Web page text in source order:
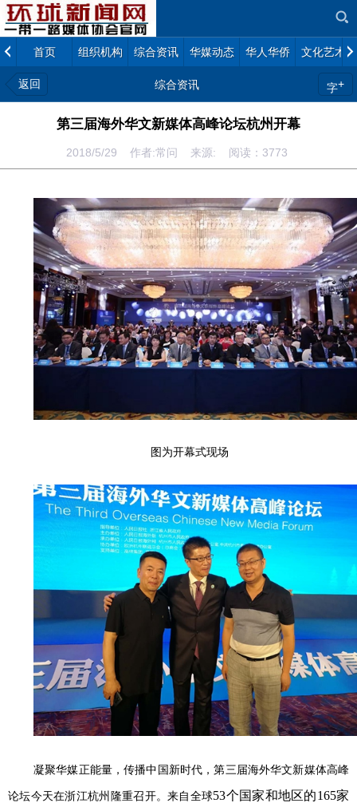
首页 组织机构 综合资讯 华媒动态 华人华侨 文化艺术
返回 综合资讯 字+
第三届海外华文新媒体高峰论坛杭州开幕
2018/5/29 作者:常问 来源: 阅读： 3773
图为开幕式现场
凝聚华媒正能量，传播中国新时代，第三届海外华文新媒体高峰
论坛今天在浙江杭州隆重召开。来自全球53个国家和地区的165家